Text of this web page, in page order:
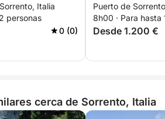
Italia
personas
0 (0)
Puerto de
8h00 · Para hasta
Desde 1.200 €
cerca de Sorrento, Italia